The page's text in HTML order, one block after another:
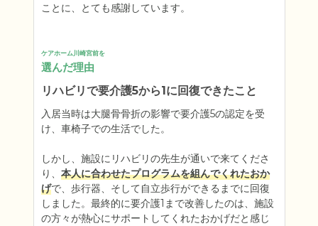
ことに、とても感謝しています。
ケアホーム川崎宮前を
選んだ理由
リハビリで要介護5から1に回復できたこと
入居当時は大腿骨骨折の影響で要介護5の認定を受
け、車椅子での生活でした。
しかし、施設にリハビリの先生が通いで来てくださ
り、 本人に合わせたプログラムを組んでくれたおか
げで、歩行器、そして自立歩行ができるまでに回復
しました。最終的に要介護1まで改善したのは、施設
の方々が熱心にサポートしてくれたおかげだと感じ